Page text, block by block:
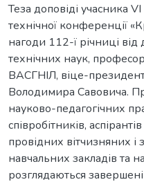
Теза доповіді учасника
технічної конференції
нагоди 112-ї річниці
технічних наук,
ВАСГНІЛ, віце-
Володимира Савовича.
науково-педагогічних
співробітників,
провідних вітчизняних
навчальних закладів та
розглядаються